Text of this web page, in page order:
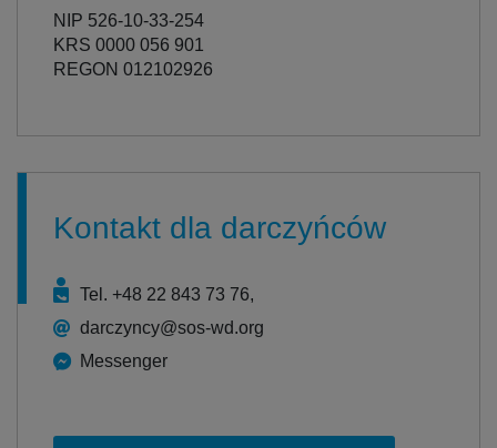
NIP 526-10-33-254
KRS 0000 056 901
REGON 012102926
Kontakt dla darczyńców
Tel. +48 22 843 73 76,
darczyncy@sos-wd.org
Messenger